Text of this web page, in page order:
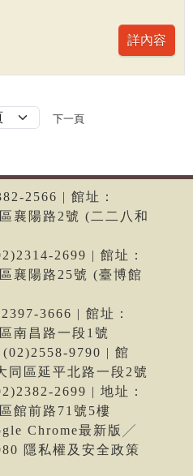
下一頁
2566 | 館址：
襄陽路2號 (二二八和
2699 | 館址：
襄陽路25號 (臺博館
3666 | 館址：
南昌路一段1號
9790 | 館
同區延平北路一段2號
2699 | 地址：
館前路71號5樓
Chrome最新版╱
隱私權及安全政策